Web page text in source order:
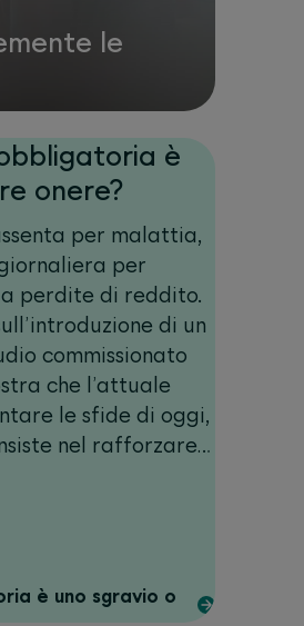
le
è
onere?
per malattia,
giornaliera per
perdite di reddito.
di un
commissionato
che l’attuale
le sfide di oggi,
nel rafforzare il
è uno sgravio o